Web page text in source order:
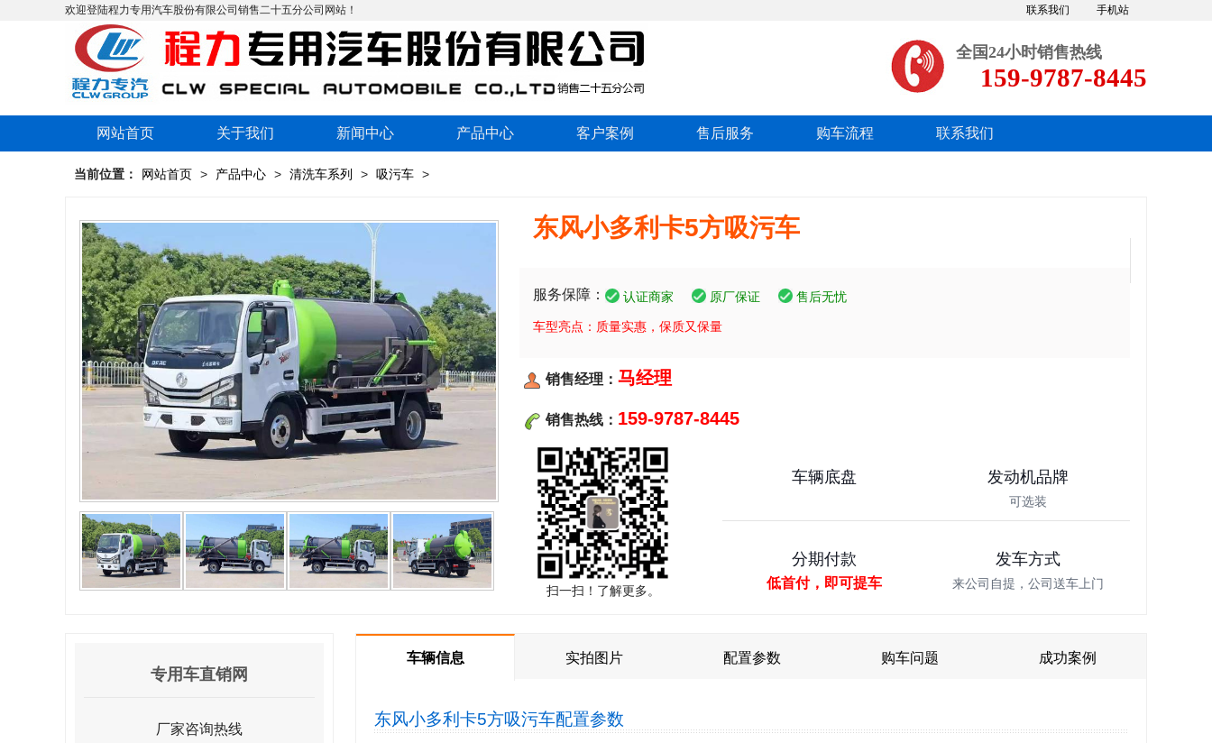
欢迎登陆程力专用汽车股份有限公司销售二十五分公司网站！ 手机站
联系我们
全国24小时销售热线
159-9787-8445
网站首页 关于我们 新闻中心 产品中心 客户案例 售后服务 购车流程 联系我们
当前位置： 网站首页 > 产品中心 > 清洗车系列 > 吸污车 >
东风小多利卡5方吸污车
服务保障： 认证商家 原厂保证 售后无忧
车型亮点：质量实惠，保质又保量
销售经理： 马经理
销售热线： 159-9787-8445
扫一扫！了解更多。
车辆底盘 发动机品牌
可选装
分期付款
低首付，即可提车
发车方式
来公司自提，公司送车上门
车辆信息 实拍图片 配置参数 购车问题 成功案例
东风小多利卡5方吸污车配置参数
专用车直销网
厂家咨询热线